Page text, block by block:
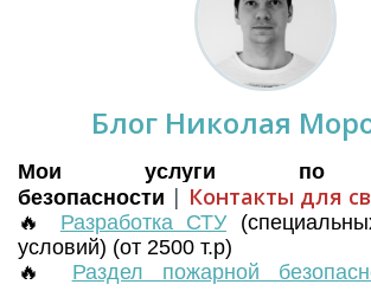
Блог Николая
Мои услуги по
безопасности | Контакты для
🔥 Разработка СТУ (
условий) (от 2500 т.р)
🔥 Раздел пожарной